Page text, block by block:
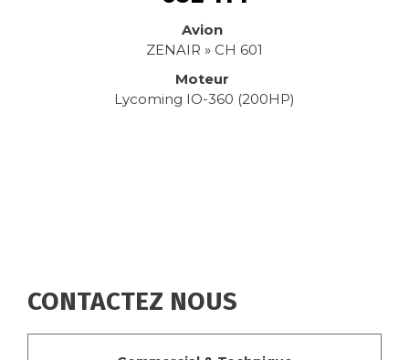
Avion
ZENAIR » CH 601
Moteur
Lycoming IO-360 (200HP)
CONTACTEZ NOUS